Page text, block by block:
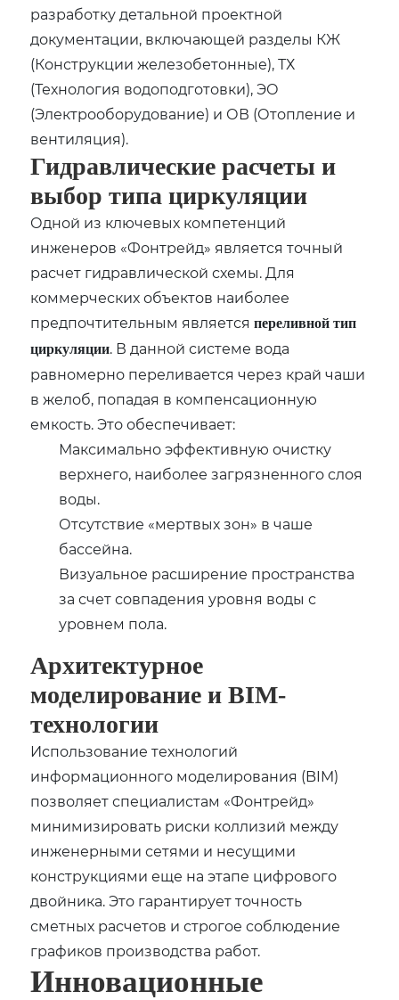
разработку детальной проектной
документации‚ включающей разделы КЖ
(Конструкции железобетонные)‚ ТХ
(Технология водоподготовки)‚ ЭО
(Электрооборудование) и ОВ (Отопление и
вентиляция).
Гидравлические расчеты и
выбор типа циркуляции
Одной из ключевых компетенций
инженеров «Фонтрейд» является точный
расчет гидравлической схемы. Для
коммерческих объектов наиболее
предпочтительным являетсяпереливной тип
циркуляции. В данной системе вода
равномерно переливается через край чаши
в желоб‚ попадая в компенсационную
емкость. Это обеспечивает:
Максимально эффективную очистку
верхнего‚ наиболее загрязненного слоя
воды.
Отсутствие «мертвых зон» в чаше
бассейна.
Визуальное расширение пространства
за счет совпадения уровня воды с
уровнем пола.
Архитектурное
моделирование и BIM-
технологии
Использование технологий
информационного моделирования (BIM)
позволяет специалистам «Фонтрейд»
минимизировать риски коллизий между
инженерными сетями и несущими
конструкциями еще на этапе цифрового
двойника. Это гарантирует точность
сметных расчетов и строгое соблюдение
графиков производства работ.
Инновационные